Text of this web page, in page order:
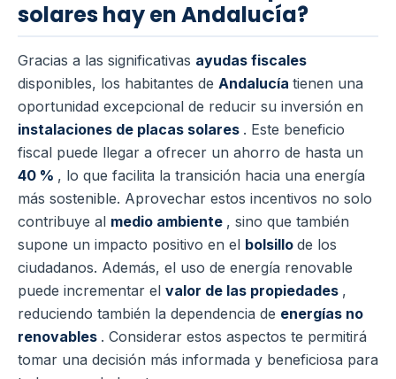
solares hay en Andalucía?
Gracias a las significativas ayudas fiscales
disponibles, los habitantes de Andalucía tienen una
oportunidad excepcional de reducir su inversión en
instalaciones de placas solares . Este beneficio
fiscal puede llegar a ofrecer un ahorro de hasta un
40 % , lo que facilita la transición hacia una energía
más sostenible. Aprovechar estos incentivos no solo
contribuye al medio ambiente , sino que también
supone un impacto positivo en el bolsillo de los
ciudadanos. Además, el uso de energía renovable
puede incrementar el valor de las propiedades ,
reduciendo también la dependencia de energías no
renovables . Considerar estos aspectos te permitirá
tomar una decisión más informada y beneficiosa para